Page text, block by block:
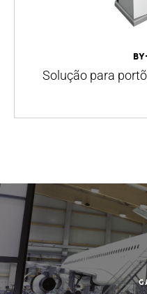
Solução para